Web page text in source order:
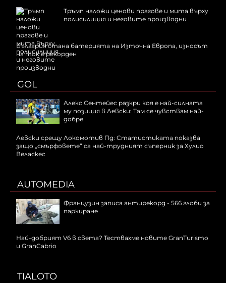
Тръмп наложи ценови прагове и мита върху
полисилиция и неговите производни
България стана батерията на Източна Европа, износът
на ток е рекорден
GOL
Алекс Сентейес разкри коя е най-силната
му позиция в Левски: Там се чувствам най-
добре
Левски срещу Локомотив Пд: Статистиката показва
защо „смърфовете“ са най-трудният съперник за Хулио
Веласкес
AUTOMEDIA
Французин записа антирекорд - 566 глоби за
паркиране
Най-добрият V6 в света? Тествахме новите GranTurismo
и GranCabrio
TIALOTO